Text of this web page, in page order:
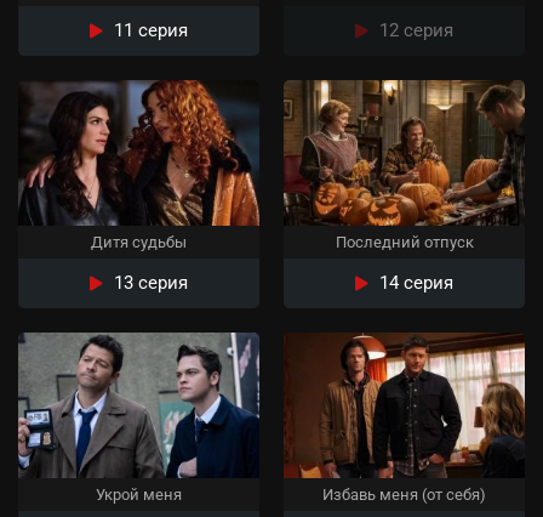
11 серия 12 серия
Дитя судьбы
13 серия
Последний отпуск
14 серия
Укрой меня Избавь меня (от себя)